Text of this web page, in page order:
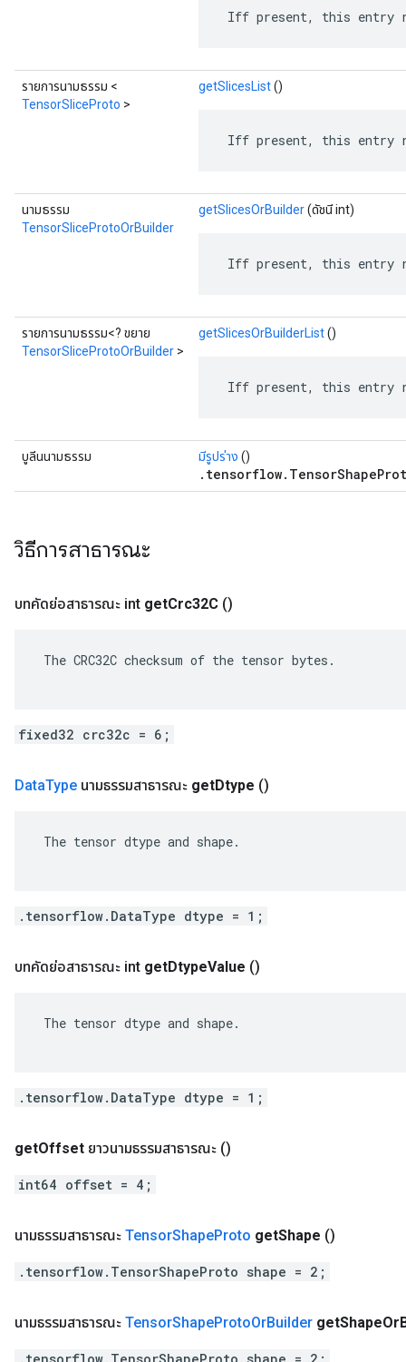
Iff present, this entry
รายการนามธรรม <
TensorSliceProto >
getSlicesList()
Iff present, this entry
นามธรรม
TensorSliceProtoOrBuilder
getSlicesOrBuilder(ดัชนี int)
Iff present, this entry
รายการนามธรรม<? ขยาย
TensorSliceProtoOrBuilder >
getSlicesOrBuilderList()
Iff present, this entry
บูลีนนามธรรม มีรูปร่าง ()
วิธีการสาธารณะ
บทคัดย่อสาธารณะ int getCrc32C ()
The CRC32C checksum of the tensor bytes.
fixed32 crc32c = 6;
DataType นามธรรมสาธารณะ getDtype ()
The tensor dtype and shape.
.tensorflow.DataType dtype = 1;
บทคัดย่อสาธารณะ int getDtypeValue ()
The tensor dtype and shape.
.tensorflow.DataType dtype = 1;
getOffset ยาวนามธรรมสาธารณะ ()
int64 offset = 4;
นามธรรมสาธารณะ TensorShapeProto getShape ()
.tensorflow.TensorShapeProto shape = 2;
นามธรรมสาธารณะ TensorShapeProtoOrBuilder getShapeOr